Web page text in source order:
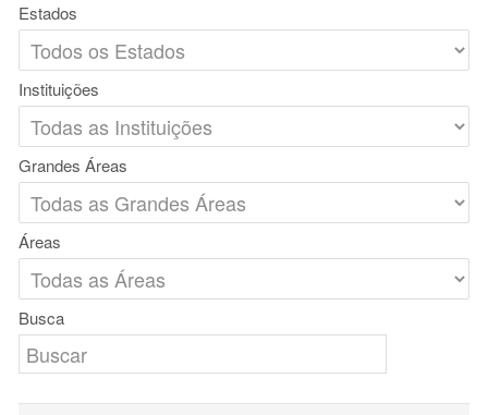
Estados
Instituições
Grandes Áreas
Áreas
Busca